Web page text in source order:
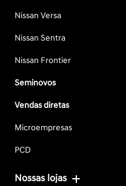
Nissan Versa
Nissan Sentra
Nissan Frontier
Seminovos
Vendas diretas
Microempresas
PCD
Nossas lojas